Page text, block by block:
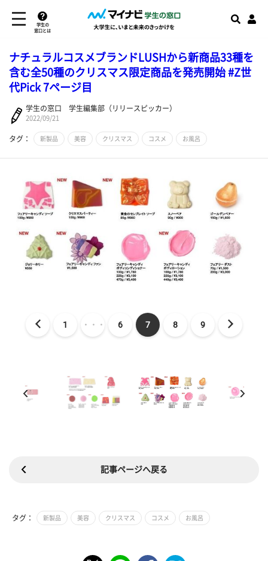
学生の
窓口とは
ナチュラルコスメブランドLUSHから新商品33種を
含む全50種のクリスマス限定商品を発売開始 #Z世
代Pick 7ページ目
学生の窓口 学生編集部（リリースピッカー）
2022/09/21
タグ： 新製品 美容 クリスマス コスメ お風呂
1 ・・・ 6 7 8 9
記事ページへ戻る
タグ： 新製品 美容 クリスマス コスメ お風呂